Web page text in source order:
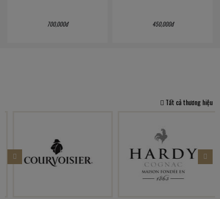
700,000đ 450,000đ
Tất cả thương hiệu